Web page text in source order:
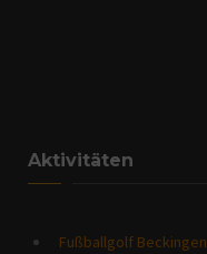
Aktivitäten
Fußballgolf Beckingen